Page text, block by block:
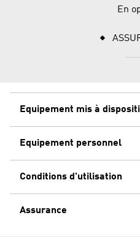
En
Equipement mis à
Equipement personnel
Conditions d'utilisation
Assurance